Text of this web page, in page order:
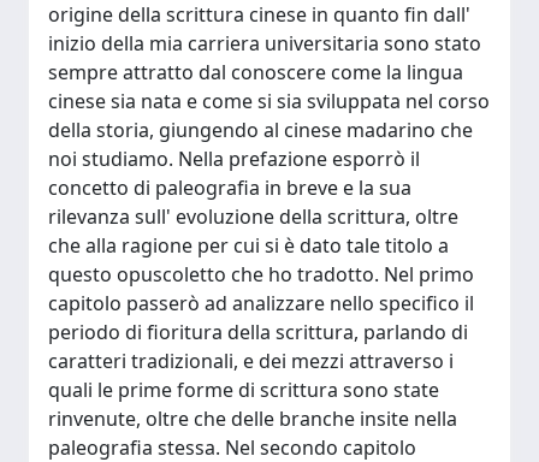
origine della scrittura cinese in quanto fin dall'
inizio della mia carriera universitaria sono stato
sempre attratto dal conoscere come la lingua
cinese sia nata e come si sia sviluppata nel corso
della storia, giungendo al cinese madarino che
noi studiamo. Nella prefazione esporrò il
concetto di paleografia in breve e la sua
rilevanza sull' evoluzione della scrittura, oltre
che alla ragione per cui si è dato tale titolo a
questo opuscoletto che ho tradotto. Nel primo
capitolo passerò ad analizzare nello specifico il
periodo di fioritura della scrittura, parlando di
caratteri tradizionali, e dei mezzi attraverso i
quali le prime forme di scrittura sono state
rinvenute, oltre che delle branche insite nella
paleografia stessa. Nel secondo capitolo